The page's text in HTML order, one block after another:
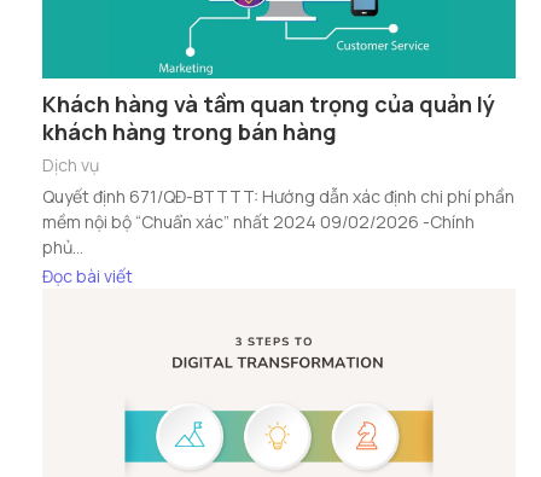
Khách hàng và tầm quan trọng của quản lý
khách hàng trong bán hàng
Dịch vụ
Quyết định 671/QĐ-BTTTT: Hướng dẫn xác định chi phí phần
mềm nội bộ “Chuẩn xác” nhất 2024 09/02/2026 -Chính
phủ...
Đọc bài viết